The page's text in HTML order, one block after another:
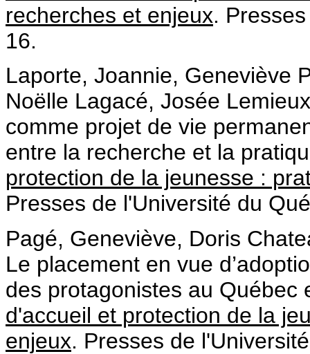
recherches et enjeux.
16.
Laporte, Joannie, Geneviève
Noëlle Lagacé, Josée
comme projet de vie
entre la recherche et la
protection de la jeunesse :
Presses de l'Université du
Pagé, Geneviève, Doris
Le placement en vue
des protagonistes au Québec
d'accueil et protection de la
enjeux. Presses de